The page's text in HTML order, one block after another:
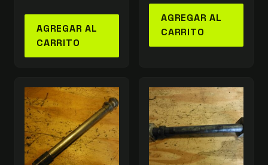
AGREGAR AL
CARRITO
AGREGAR AL
CARRITO